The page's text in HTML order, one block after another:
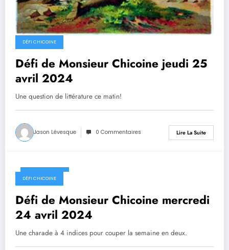
DÉFI CHICOINE
Défi de Monsieur Chicoine jeudi 25
avril 2024
Une question de littérature ce matin!
Jason Lévesque 0 Commentaires Lire La Suite
24 avril 2024
DÉFI CHICOINE
Défi de Monsieur Chicoine mercredi
24 avril 2024
Une charade à 4 indices pour couper la semaine en deux.